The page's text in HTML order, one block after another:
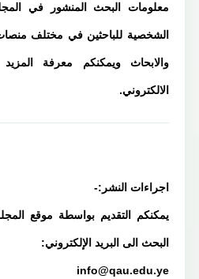
معلومات البحث المنشور في
الشخصية للباحثين في مختلف
والابحاث ويمكنكم معرفة
الالكتروني.
اجراءات النشر:-
يمكنكم التقديم بواسطة موقع
البحث الى البريد الإلكتروني:
info@qau.edu.ye